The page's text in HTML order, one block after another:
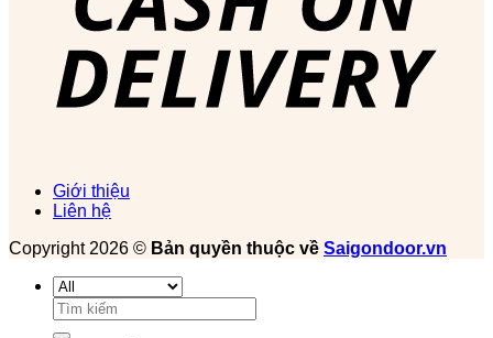
Giới thiệu
Liên hệ
Copyright 2026 © Bản quyền thuộc về Saigondoor.vn
Tìm
kiếm: